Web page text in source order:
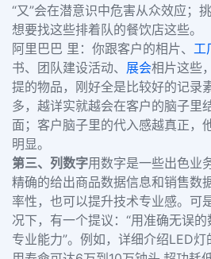
“又”会在潜意识中危害从众效应；
想要找这些排着队的餐饮店这些。
阿里巴巴 里：你跟客户的相片、 工
书、团队建设活动、 展会相片这些
提的物品，刚好全是比较好的记录
多，越详实就越会在客户的脑子里
面；客户脑子里的代入感越真正，
明显。
第三、列数字用数字是一些出色业
精确的给出商品数据信息和销售数
率性，也可以提升技术专业感。可
况下，有一个提议：“用准确无误
专业能力”。例如，详细介绍LED